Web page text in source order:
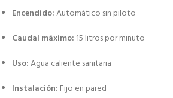
Encendido:Automático sin piloto
Caudal máximo: 15 litros por minuto
Uso:Agua caliente sanitaria
Instalación: Fijo en pared